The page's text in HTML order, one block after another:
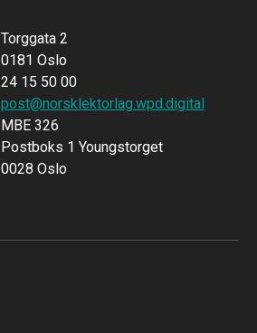
Torggata 2
0181 Oslo
24 15 50 00
post@norsklektorlag.wpd.digital
MBE 326
Postboks 1 Youngstorget
0028 Oslo